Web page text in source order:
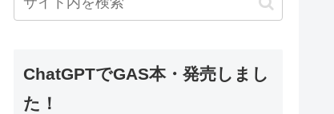
ChatGPTでGAS本・発売しまし
た！